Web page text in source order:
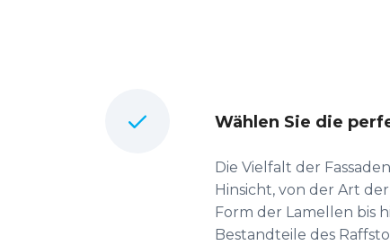
Wählen Sie die
Die Vielfalt der
Hinsicht, von der Art
Form der Lamellen bis
Bestandteile des